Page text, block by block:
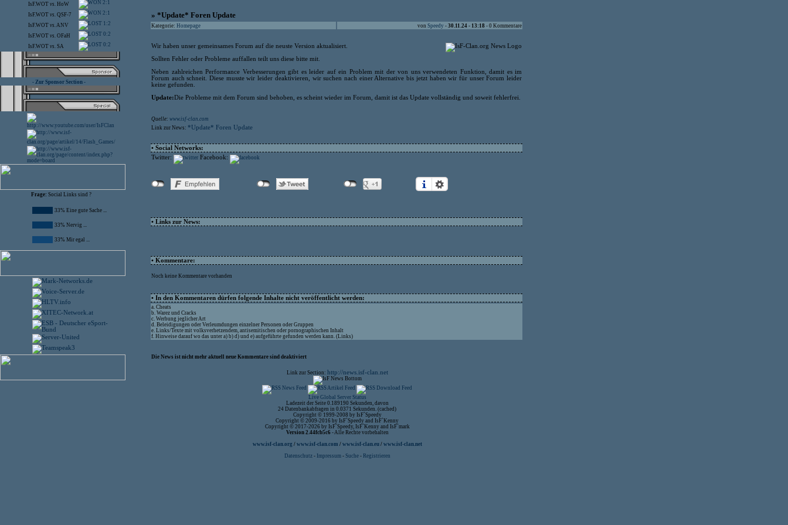
IsF.WOT vs. HoW 2:1
IsF.WOT vs. QSF-7 2:1
IsF.WOT vs.ANV 1:2
IsF.WOT vs. OFaH 0:2
IsF.WOT vs. SA 0:2
- Zur Sponsor Section -
Frage: Social Links sind ?
33% Eine gute Sache ...
33% Nervig ...
33% Mir egal ...
» *Update* Foren Update
Kategorie: Homepage von Speedy - 30.11.24 - 13:18 - 0 Kommentare
Wir haben unser gemeinsames Forum auf die neuste Version aktualisiert.
Sollten Fehler oder Probleme auffallen teilt uns diese bitte mit.
Neben zahlreichen Performance Verbesserungen gibt es leider auf ein Problem mit der von uns verwendeten Funktion, damit es im
Forum auch schneit. Diese musste wir leider deaktivieren, wir suchen nach einer Alternative bis jetzt haben wir für unser Forum leider
keine gefunden.
Update:Die Probleme mit dem Forum sind behoben, es scheint wieder im Forum, damit ist das Update vollständig und soweit fehlerfrei.
Quelle: www.isf-clan.com
Link zur News: *Update* Foren Update
• Social Networks:
Twitter:
Facebook:
• Links zur News:
• Kommentare:
Noch keine Kommentare vorhanden
• In den Kommentaren dürfen folgende Inhalte nicht veröffentlicht werden:
a. Cheats
b. Warez und Cracks
c. Werbung jeglicher Art
d. Beleidigungen oder Verleumdungen einzelner Personen oder Gruppen
e. Links/Texte mit volksverhetzendem, antisemitischen oder pornographischen Inhalt
f. Hinweise darauf wo das unter a) b) d) und e) aufgeführte gefunden werden kann. (Links)
Die News ist nicht mehr aktuell neue Kommentare sind deaktiviert
Link zur Section: http://news.isf-clan.net
Live Global Server Status
Ladezeit der Seite 0.189190 Sekunden, davon
24 Datenbankabfragen in 0.0371 Sekunden. (cached)
Copyright © 1999-2008 by IsF`Speedy
Copyright © 2009-2016 by IsF`Speedy and IsF`Kenny
Copyright © 2017-2026 by IsF`Speedy, IsF`Kenny and IsF`mark
Version 2.44fcb5c6 - Alle Rechte vorbehalten
www.isf-clan.org / www.isf-clan.com / www.isf-clan.eu/ www.isf-clan.net
Datenschutz - Impressum- Suche- Registrieren